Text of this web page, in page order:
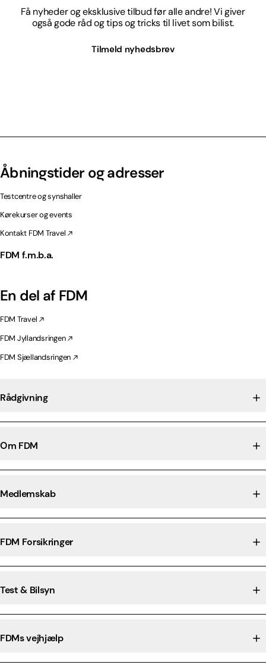
Få nyheder og eksklusive tilbud før alle andre! Vi giver
også gode råd og tips og tricks til livet som bilist.
Tilmeld nyhedsbrev
Åbningstider og adresser
Testcentre og synshaller
Kørekurser og events
Kontakt FDM Travel
FDM f.m.b.a.
En del af FDM
FDM Travel
FDM Jyllandsringen
FDM Sjællandsringen
Rådgivning
Om FDM
Medlemskab
FDM Forsikringer
Test & Bilsyn
FDMs vejhjælp